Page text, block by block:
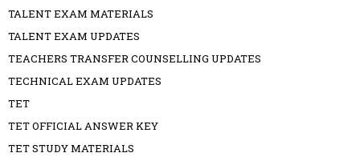
TALENT EXAM MATERIALS
TALENT EXAM UPDATES
TEACHERS TRANSFER COUNSELLING UPDATES
TECHNICAL EXAM UPDATES
TET
TET OFFICIAL ANSWER KEY
TET STUDY MATERIALS